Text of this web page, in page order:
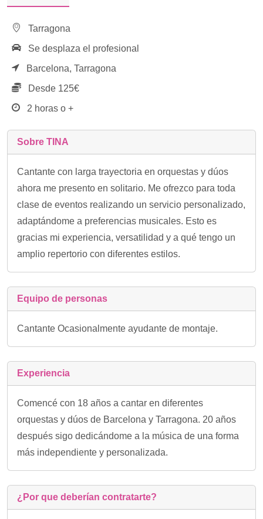
Tarragona
Se desplaza el profesional
Barcelona, Tarragona
Desde 125€
2 horas o +
Sobre TINA
Cantante con larga trayectoria en orquestas y dúos
ahora me presento en solitario. Me ofrezco para toda
clase de eventos realizando un servicio personalizado,
adaptándome a preferencias musicales. Esto es
gracias mi experiencia, versatilidad y a qué tengo un
amplio repertorio con diferentes estilos.
Equipo de personas
Cantante Ocasionalmente ayudante de montaje.
Experiencia
Comencé con 18 años a cantar en diferentes
orquestas y dúos de Barcelona y Tarragona. 20 años
después sigo dedicándome a la música de una forma
más independiente y personalizada.
¿Por que deberían contratarte?